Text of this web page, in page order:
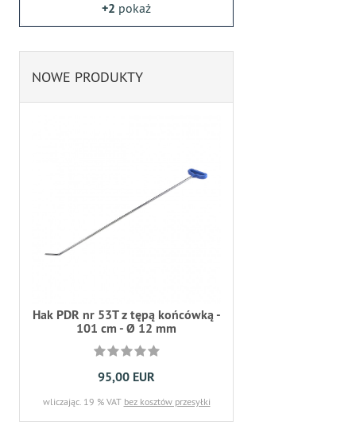
+2 pokaż
NOWE PRODUKTY
Hak PDR nr 53T z tępą końcówką -
101 cm - Ø 12 mm
95,00 EUR
wliczając. 19 % VAT bez kosztów przesyłki